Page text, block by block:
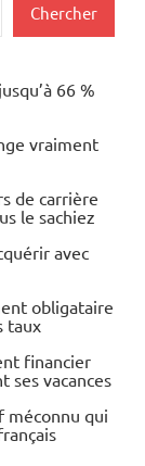
Chercher
66 %
vraiment
de carrière
le sachiez
avec
obligataire
taux
financier
ses vacances
méconnu qui